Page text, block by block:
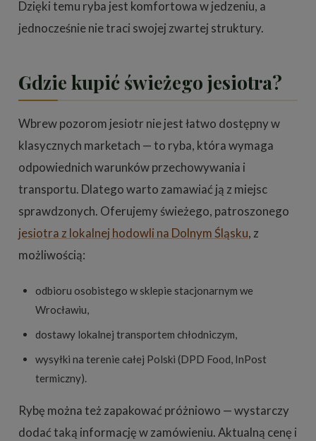
Dzięki temu ryba jest komfortowa w jedzeniu, a
jednocześnie nie traci swojej zwartej struktury.
Gdzie kupić świeżego jesiotra?
Wbrew pozorom jesiotr nie jest łatwo dostępny w
klasycznych marketach — to ryba, która wymaga
odpowiednich warunków przechowywania i
transportu. Dlatego warto zamawiać ją z miejsc
sprawdzonych. Oferujemy świeżego, patroszonego
jesiotra z lokalnej hodowli na Dolnym Śląsku, z
możliwością:
odbioru osobistego w sklepie stacjonarnym we
Wrocławiu,
dostawy lokalnej transportem chłodniczym,
wysyłki na terenie całej Polski (DPD Food, InPost
termiczny).
Rybę można też zapakować próżniowo — wystarczy
dodać taką informację w zamówieniu. Aktualną cenę i